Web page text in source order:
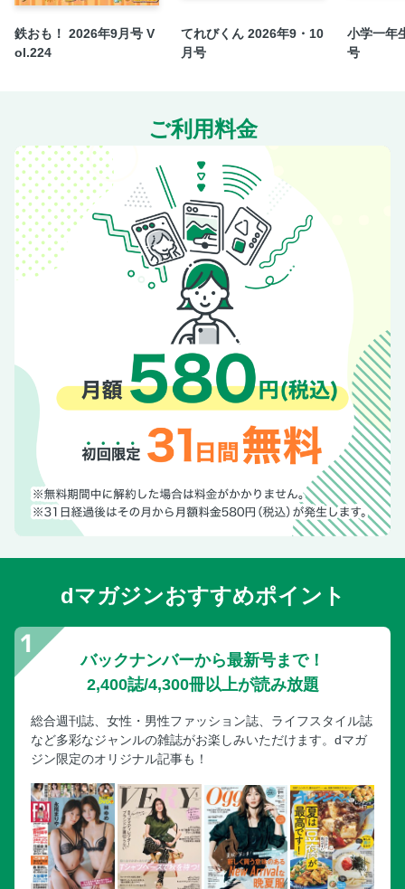
鉄おも！ 2026年9月号 V
ol.224
てれびくん 2026年9・10
月号
小学一年
号
ご利用料金
dマガジンおすすめポイント
バックナンバーから最新号まで！
2,400誌/4,300冊以上が読み放題
総合週刊誌、女性・男性ファッション誌、ライフスタイル誌
など多彩なジャンルの雑誌がお楽しみいただけます。dマガ
ジン限定のオリジナル記事も！